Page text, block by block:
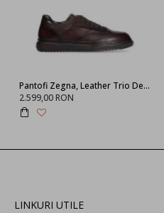
Pantofi Zegna, Leather Trio Design, Brown
2.599,00 RON
LINKURI UTILE